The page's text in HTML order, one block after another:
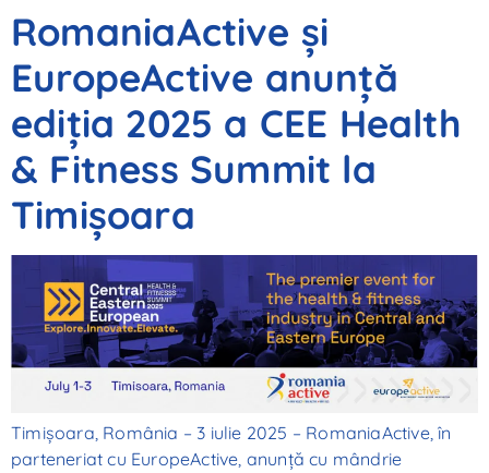
RomaniaActive și
EuropeActive anunță
ediția 2025 a CEE Health
& Fitness Summit la
Timișoara
Timișoara, România – 3 iulie 2025 – RomaniaActive, în
parteneriat cu EuropeActive, anunță cu mândrie